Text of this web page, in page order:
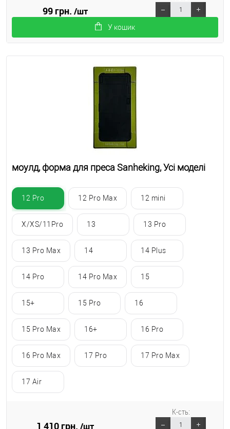
99 грн./шт
У кошик
моулд, форма для преса Sanheking, Усі моделі
12 Pro 12 Pro Max 12 mini
X/XS/11Pro 13 13 Pro
13 Pro Max 14 14 Plus
14 Pro 14 Pro Max 15
15+ 15 Pro 16
15 Pro Max 16+ 16 Pro
16 Pro Max 17 Pro 17 Pro Max
17 Air
1 410 грн./шт
К-сть: